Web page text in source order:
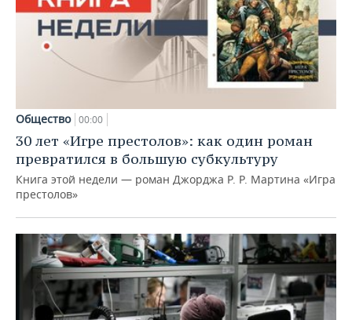
Общество 00:00
30 лет «Игре престолов»: как один роман
превратился в большую субкультуру
Книга этой недели — роман Джорджа Р. Р. Мартина «Игра
престолов»